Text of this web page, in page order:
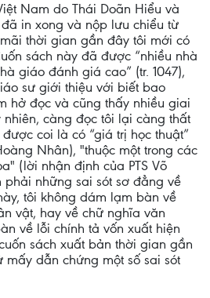
Nam do Thái Doãn Hiểu và
in xong và nộp lưu chiểu từ
thời gian gần đây tôi mới có
sách này đã được “nhiều nhà
giáo đánh giá cao” (tr. 1047),
sư giới thiệu với biết bao
hở đọc và cũng thấy nhiều giai
nhiên, càng đọc tôi lại càng thất
coi là có “giá trị học thuật”
Nhân), "thuộc một trong các
(lời nhận định của PTS Võ
những sai sót sơ đẳng về
tôi không dám lạm bàn về
vật, hay về chữ nghĩa văn
về lỗi chính tả vốn xuất hiện
sách xuất bản thời gian gần
dẫn chứng một số sai sót